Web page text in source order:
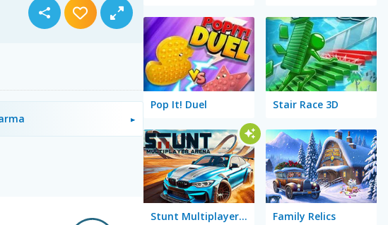
Pop It! Duel Stair Race 3D
Stunt Multiplayer Arena Family Relics